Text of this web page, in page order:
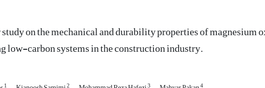
on the mechanical and durability properties of magnesium
low-carbon systems in the construction industry.